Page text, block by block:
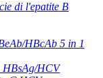
di l'epatite B
HBcAb 5 in 1
HBsAg/HCV